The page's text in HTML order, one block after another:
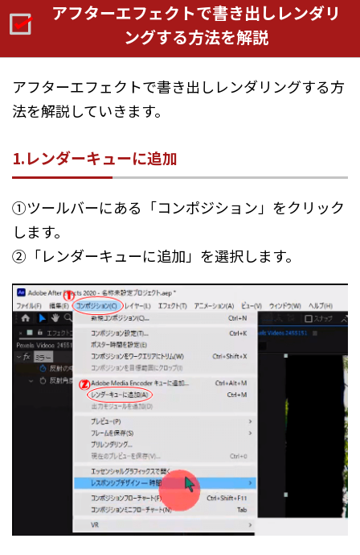
アフターエフェクトで書き出しレンダリ
ングする方法を解説
アフターエフェクトで書き出しレンダリングする方
法を解説していきます。
1.レンダーキューに追加
①ツールバーにある「コンポジション」をクリック
します。
②「レンダーキューに追加」を選択します。